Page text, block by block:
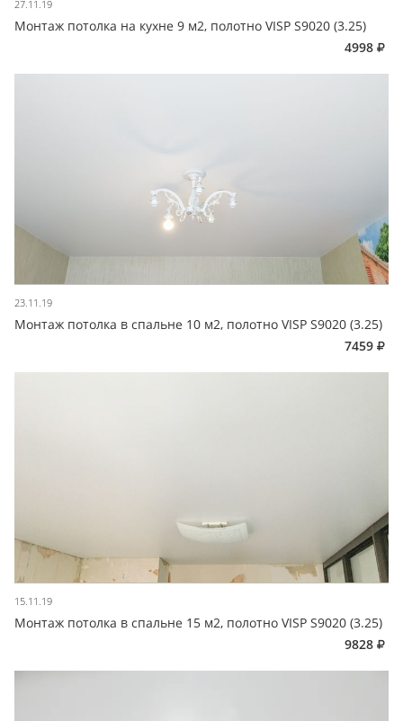
27.11.19
Монтаж потолка на кухне 9 м2, полотно VISP S9020 (3.25)
4998
23.11.19
Монтаж потолка в спальне 10 м2, полотно VISP S9020 (3.25)
7459
15.11.19
Монтаж потолка в спальне 15 м2, полотно VISP S9020 (3.25)
9828